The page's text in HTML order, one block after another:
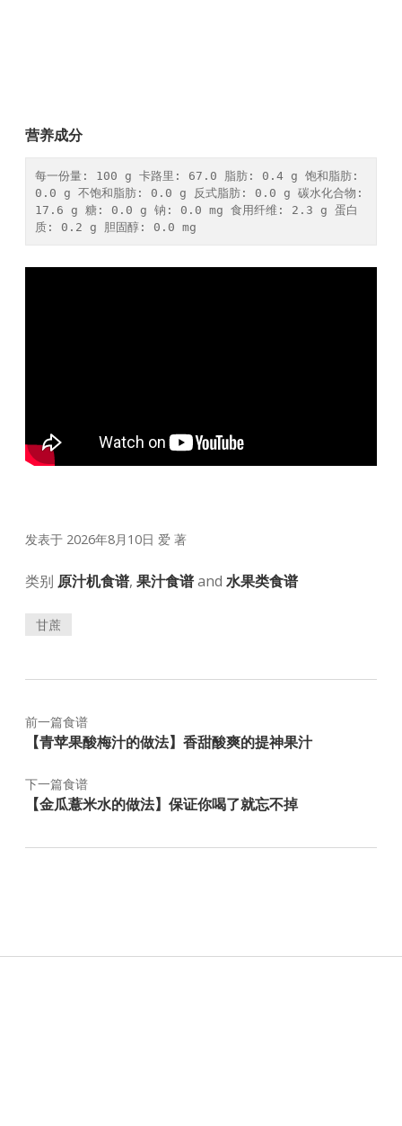
营养成分
每一份量: 100 g 卡路里: 67.0 脂肪: 0.4 g 饱和脂肪:
0.0 g 不饱和脂肪: 0.0 g 反式脂肪: 0.0 g 碳水化合物:
17.6 g 糖: 0.0 g 钠: 0.0 mg 食用纤维: 2.3 g 蛋白
质: 0.2 g 胆固醇: 0.0 mg
发表于 2026年8月10日 爱 著
类别 原汁机食谱, 果汁食谱and 水果类食谱
甘蔗
前一篇食谱
【青苹果酸梅汁的做法】香甜酸爽的提神果汁
下一篇食谱
【金瓜薏米水的做法】保证你喝了就忘不掉